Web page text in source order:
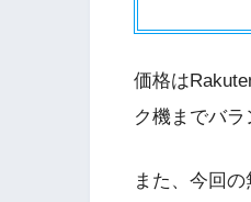
価格は
ク機までバラ
また、今回